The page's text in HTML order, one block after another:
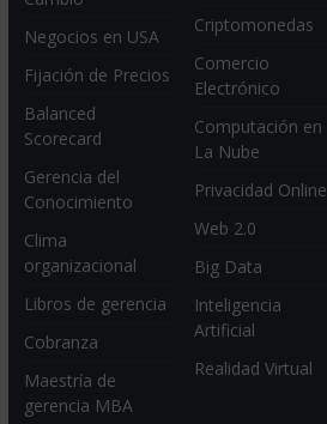
Negocios en USA
Fijación de Precios
Balanced
Scorecard
Gerencia del
Conocimiento
Clima
organizacional
Libros de gerencia
Cobranza
Maestría de
gerencia MBA
Criptomonedas
Comercio
Electrónico
Computación en
La Nube
Privacidad Online
Web 2.0
Big Data
Inteligencia
Artificial
Realidad Virtual